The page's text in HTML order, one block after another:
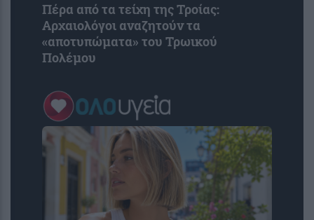
Πέρα από τα τείχη της Τροίας:
Αρχαιολόγοι αναζητούν τα
«αποτυπώματα» του Τρωικού
Πολέμου